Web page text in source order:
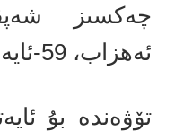
چەكسىز
ئەھزاب، 59-ئايەت)
تۆۋەندە بۇ